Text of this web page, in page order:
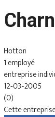
Hotton
1 employé
entreprise
12-03-2005
(0)
Cette